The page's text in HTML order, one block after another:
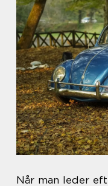
Når man leder